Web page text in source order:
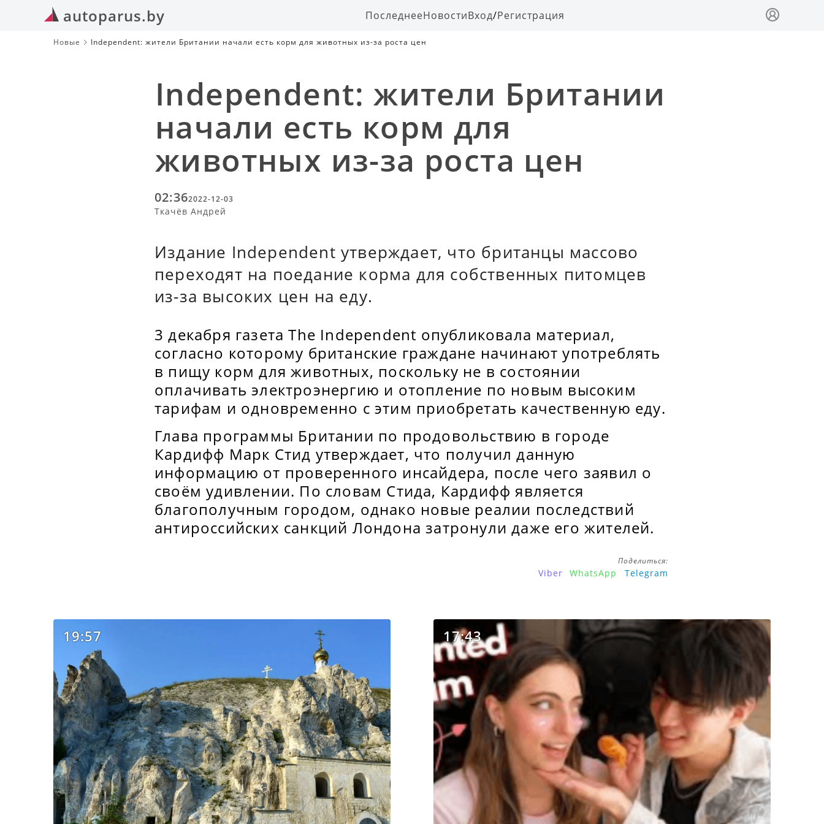
autoparus.by ПоследнееНовостиВход/Регистрация
Новые Independent: жители Британии начали есть корм для животных из-за роста цен
Independent: жители Британии
начали есть корм для
животных из-за роста цен
02:362022-12-03
Ткачёв Андрей
Издание Independent утверждает, что британцы массово
переходят на поедание корма для собственных питомцев
из-за высоких цен на еду.
3 декабря газета The Independent опубликовала материал,
согласно которому британские граждане начинают употреблять
в пищу корм для животных, поскольку не в состоянии
оплачивать электроэнергию и отопление по новым высоким
тарифам и одновременно с этим приобретать качественную еду.
Глава программы Британии по продовольствию в городе
Кардифф Марк Стид утверждает, что получил данную
информацию от проверенного инсайдера, после чего заявил о
своём удивлении. По словам Стида, Кардифф является
благополучным городом, однако новые реалии последствий
антироссийских санкций Лондона затронули даже его жителей.
Поделиться:
Viber WhatsApp Telegram
19:57 17:43